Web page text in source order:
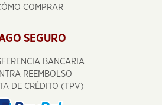
COMPRAR
SEGURO
BANCARIA
REEMBOLSO
DE CRÉDITO (TPV)